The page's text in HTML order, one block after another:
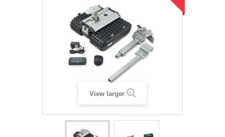
View larger